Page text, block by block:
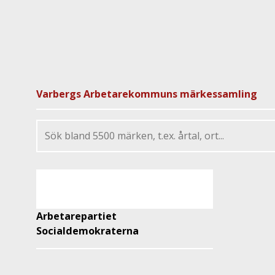
Varbergs Arbetarekommuns märkessamling
Arbetarepartiet
Socialdemokraterna